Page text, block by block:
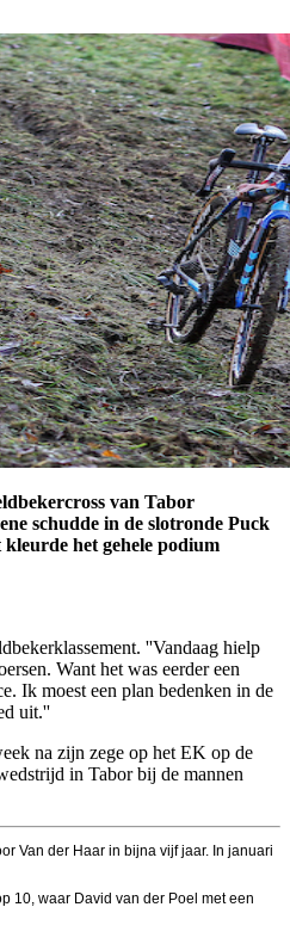
van Tabor
schudde in de slotronde Puck
het gehele podium
''Vandaag hielp
Want het was eerder een
Ik moest een plan bedenken in de
uit.''
na zijn zege op het EK op de
in Tabor bij de mannen
Van der Haar in bijna vijf jaar. In januari
10, waar David van der Poel met een